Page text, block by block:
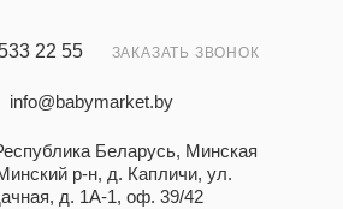
22 55 ЗАКАЗАТЬ ЗВОНОК
info@babymarket.by
Беларусь, Минская
р-н, д. Капличи, ул.
д. 1А-1, оф. 39/42